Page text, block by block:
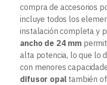
compra de accesorios
incluye todos los
instalación completa y
ancho de 24 mm
alta potencia, lo que lo
con menores
difusor opaltambién